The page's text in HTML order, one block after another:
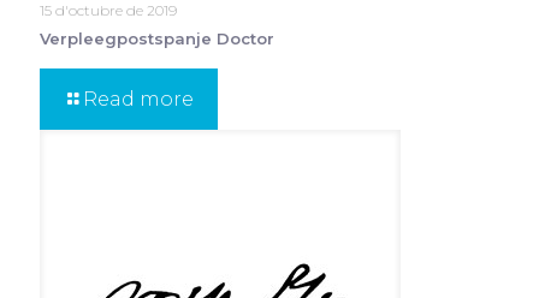
15 d'octubre de 2019
Verpleegpostspanje Doctor
Read more